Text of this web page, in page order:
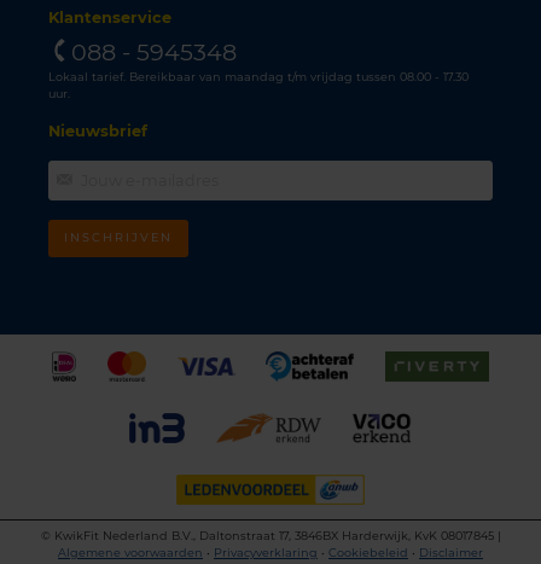
Klantenservice
088 - 5945348
Lokaal tarief. Bereikbaar van maandag t/m vrijdag tussen 08.00 - 17.30
uur.
Nieuwsbrief
INSCHRIJVEN
©
KwikFit Nederland B.V., Daltonstraat 17, 3846BX Harderwijk, KvK 08017845 |
Algemene voorwaarden • Privacyverklaring • Cookiebeleid • Disclaimer